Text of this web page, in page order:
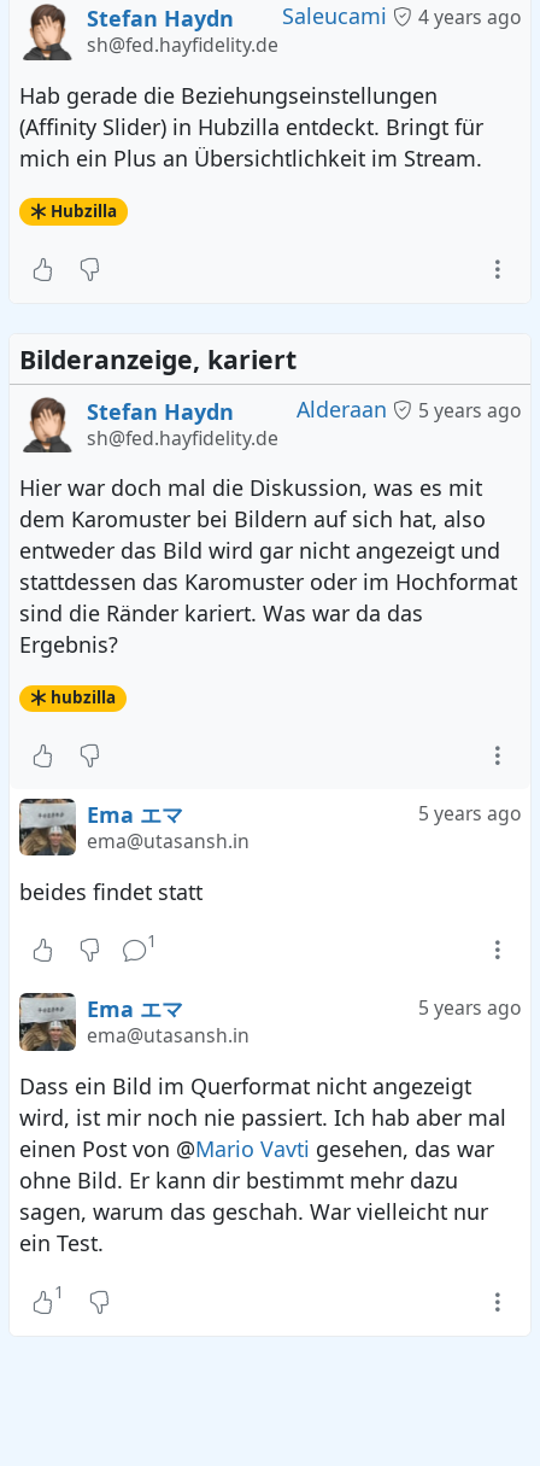
Saleucami 4 years ago
Stefan Haydn
sh@fed.hayfidelity.de
Hab gerade die Beziehungseinstellungen
(Affinity Slider) in Hubzilla entdeckt. Bringt für
mich ein Plus an Übersichtlichkeit im Stream.
Hubzilla
Bilderanzeige, kariert
Alderaan 5 years ago
Stefan Haydn
sh@fed.hayfidelity.de
Hier war doch mal die Diskussion, was es mit
dem Karomuster bei Bildern auf sich hat, also
entweder das Bild wird gar nicht angezeigt und
stattdessen das Karomuster oder im Hochformat
sind die Ränder kariert. Was war da das
Ergebnis?
hubzilla
5 years ago
Ema エマ
ema@utasansh.in
beides findet statt
1
5 years ago
Ema エマ
ema@utasansh.in
Dass ein Bild im Querformat nicht angezeigt
wird, ist mir noch nie passiert. Ich hab aber mal
einen Post von @Mario Vavti gesehen, das war
ohne Bild. Er kann dir bestimmt mehr dazu
sagen, warum das geschah. War vielleicht nur
ein Test.
1